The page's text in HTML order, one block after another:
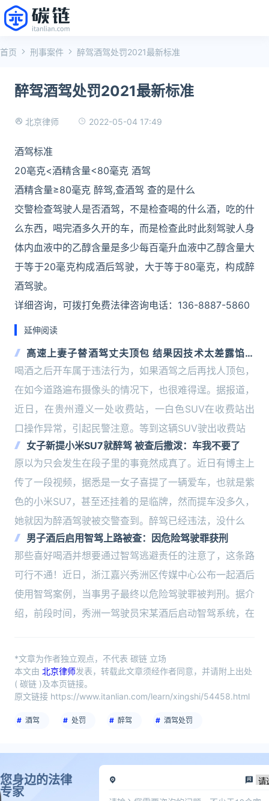
首页 刑事案件 醉驾酒驾处罚2021最新标准
醉驾酒驾处罚2021最新标准
北京律师 2022-05-04 17:49
酒驾标准
20亳克<酒精含量<80毫克 酒驾
酒精含量≥80毫克 醉驾,查酒驾 查的是什么
交警检查驾驶人是否酒驾，不是检查喝的什么酒，吃的什
么东西，喝完酒多久开的车，而是检查此时此刻驾驶人身
体内血液中的乙醇含量是多少每百毫升血液中乙醇含量大
于等于20毫克构成酒后驾驶，大于等于80毫克，构成醉
酒驾驶。
详细咨询，可拨打免费法律咨询电话：136-8887-5860
延伸阅读
高速上妻子替酒驾丈夫顶包 结果因技术太差露馅被
查！
喝酒之后开车属于违法行为，如果酒驾之后再找人顶包，
在如今道路遍布摄像头的情况下，也很难得逞。据报道，
近日，在贵州遵义一处收费站，一白色SUV在收费站出
口操作异常，引起民警注意。等到这辆SUV驶出收费站
女子新提小米SU7就醉驾 被查后撒泼：车我不要了
原以为只会发生在段子里的事竟然成真了。近日有博主上
传了一段视频，据悉是一女子喜提了一辆爱车，也就是紫
色的小米SU7，甚至还挂着的是临牌，然而提车没多久，
她就因为醉酒驾驶被交警查到。醉驾已经违法，没什么
男子酒后启用智驾上路被查：因危险驾驶罪获刑
那些喜好喝酒并想要通过智驾逃避责任的注意了，这条路
可行不通！近日，浙江嘉兴秀洲区传媒中心公布一起酒后
使用智驾案例，当事男子最终以危险驾驶罪被判刑。据介
绍，前段时间，秀洲一驾驶员宋某酒后启动智驾系统，在
*文章为作者独立观点，不代表 碳链 立场
本文由 北京律师发表，转载此文章须经作者同意，并请附上出处
( 碳链 )及本页链接。
原文链接 https://www.itanlian.com/learn/xingshi/54458.html
酒驾 处罚 醉驾 酒驾处罚
您身边的法律
专家